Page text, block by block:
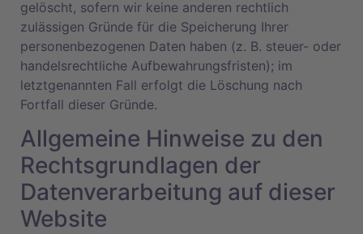
gelöscht, sofern wir keine anderen rechtlich
zulässigen Gründe für die Speicherung Ihrer
personenbezogenen Daten haben (z. B. steuer- oder
handelsrechtliche Aufbewahrungsfristen); im
letztgenannten Fall erfolgt die Löschung nach
Fortfall dieser Gründe.
Allgemeine Hinweise zu den
Rechtsgrundlagen der
Datenverarbeitung auf dieser
Website